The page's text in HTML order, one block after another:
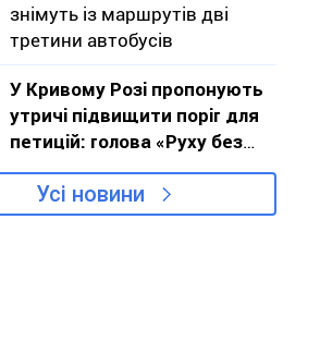
знімуть із маршрутів дві
третини автобусів
У Кривому Розі пропонують
утричі підвищити поріг для
петицій: голова «Руху без
меж» звернувся до влади з
критикою проєкту
Усі новини